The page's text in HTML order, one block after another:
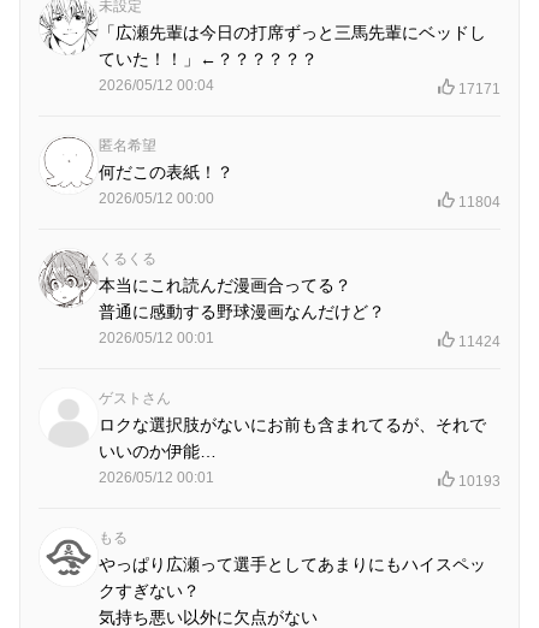
未設定
「広瀬先輩は今日の打席ずっと三馬先輩にベッドし
ていた！！」←？？？？？？
2026/05/12 00:04 17171
匿名希望
何だこの表紙！？
2026/05/12 00:00 11804
くるくる
本当にこれ読んだ漫画合ってる？
普通に感動する野球漫画なんだけど？
2026/05/12 00:01 11424
ゲストさん
ロクな選択肢がないにお前も含まれてるが、それで
いいのか伊能…
2026/05/12 00:01 10193
もる
やっぱり広瀬って選手としてあまりにもハイスペッ
クすぎない？
気持ち悪い以外に欠点がない